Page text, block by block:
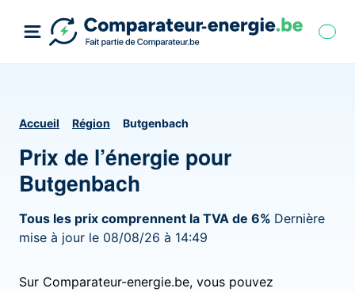
Accueil Région Butgenbach
Prix de l’énergie pour
Butgenbach
Tous les prix comprennent la TVA de 6% Dernière
mise à jour le 08/08/26 à 14:49
Sur Comparateur-energie.be, vous pouvez